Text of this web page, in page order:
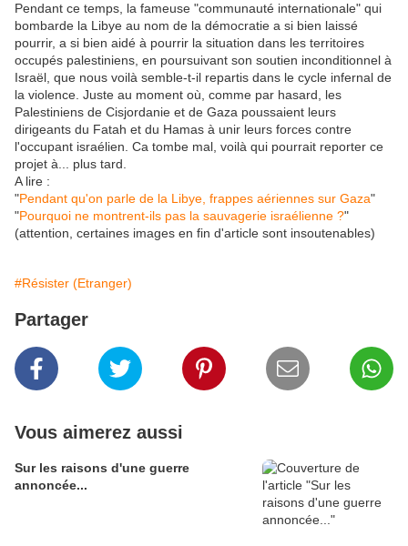
Pendant ce temps, la fameuse "communauté internationale" qui
bombarde la Libye au nom de la démocratie a si bien laissé
pourrir, a si bien aidé à pourrir la situation dans les territoires
occupés palestiniens, en poursuivant son soutien inconditionnel à
Israël, que nous voilà semble-t-il repartis dans le cycle infernal de
la violence. Juste au moment où, comme par hasard, les
Palestiniens de Cisjordanie et de Gaza poussaient leurs
dirigeants du Fatah et du Hamas à unir leurs forces contre
l'occupant israélien. Ca tombe mal, voilà qui pourrait reporter ce
projet à... plus tard.
A lire :
"Pendant qu'on parle de la Libye, frappes aériennes sur Gaza"
"Pourquoi ne montrent-ils pas la sauvagerie israélienne ?"
(attention, certaines images en fin d'article sont insoutenables)
#Résister (Etranger)
Partager
Vous aimerez aussi
Sur les raisons d'une guerre
annoncée...